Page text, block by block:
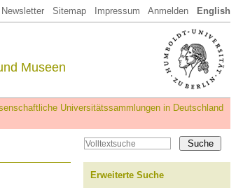
Newsletter Sitemap Impressum Anmelden English
Museen
Universitätssammlungen in Deutschland
Erweiterte Suche